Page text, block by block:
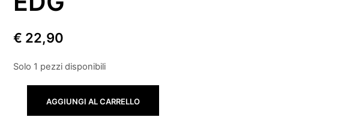
€ 22,90
Solo 1 pezzi disponibili
AGGIUNGI AL CARRELLO